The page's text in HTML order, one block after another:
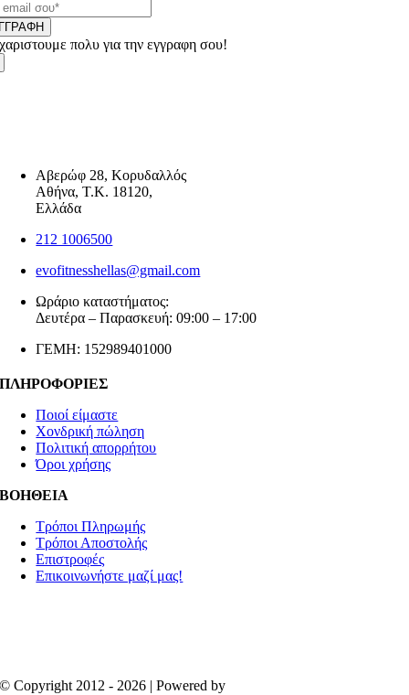
πολυ για την εγγραφη σου!
Αβερώφ 28, Κορυδαλλός
Αθήνα, Τ.Κ. 18120,
Ελλάδα
212 1006500
evofitnesshellas@gmail.com
Ωράριο καταστήματος:
Δευτέρα – Παρασκευή: 09:00 – 17:00
ΓΕΜΗ: 152989401000
ΠΛΗΡΟΦΟΡΙΕΣ
Ποιοί είμαστε
Χονδρική πώληση
Πολιτική απορρήτου
Όροι χρήσης
ΒΟΗΘΕΙΑ
Τρόποι Πληρωμής
Τρόποι Αποστολής
Επιστροφές
Επικοινωνήστε μαζί μας!
© Copyright 2012 - 2026 | Powered by